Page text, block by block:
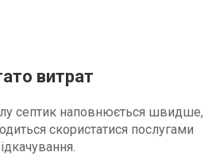
витрат
септик наповнюється швидше,
скористатися послугами